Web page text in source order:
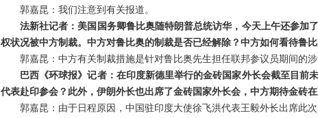
郭嘉昆：我们注意到有关报道。
法新社记者：美国国务卿鲁比奥随特朗普总统访华，今天上午还参加
权状况被中方制裁。中方对鲁比奥的制裁是否已经解除？中方如何看待鲁
郭嘉昆：中方有关制裁措施是针对鲁比奥先生担任联邦参议员期间的涉
巴西《环球报》记者：在印度新德里举行的金砖国家外长会截至目前
代表赴印参会？此外，伊朗外长也出席了金砖国家外长会，中方期待金砖
郭嘉昆：由于日程原因，中国驻印度大使徐飞洪代表王毅外长出席此次